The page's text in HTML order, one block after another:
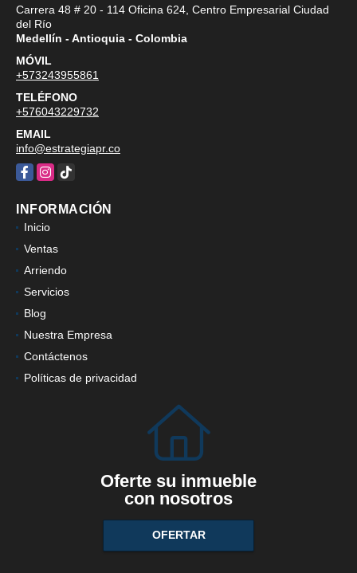
UBICACIÓN
Carrera 48 # 20 - 114 Oficina 624, Centro Empresarial Ciudad
del Río
Medellín - Antioquia - Colombia
MÓVIL
+573243955861
TELÉFONO
+576043229732
EMAIL
info@estrategiapr.co
INFORMACIÓN
Inicio
Ventas
Arriendo
Servicios
Blog
Nuestra Empresa
Contáctenos
Oferte su inmueble
con nosotros
OFERTAR